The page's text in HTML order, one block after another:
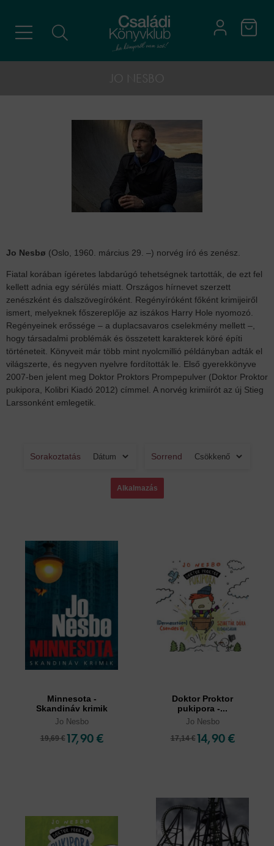
Jo Nesbø (Oslo, 1960. március 29. –) norvég író és zenész.
Fiatal korában ígéretes labdarúgó tehetségnek tartották, de ezt fel
kellett adnia egy sérülés miatt. Országos hírnevet szerzett
zenészként és dalszövegíróként. Regényíróként főként krimijeiről
ismert, melyeknek főszereplője az iszákos Harry Hole nyomozó.
Regényeinek erőssége – a duplacsavaros cselekmény mellett –,
hogy társadalmi problémák és összetett karakterek köré építi
történeteit. Könyveit már több mint nyolcmillió példányban adták el
világszerte, és negyven nyelvre fordították le. Első gyerekkönyve
2007-ben jelent meg Doktor Proktors Prompepulver (Doktor Proktor
pukipora, Kolibri Kiadó 2012) címmel. A norvég krimiírót az új Stieg
Larssonként emlegetik.
Sorakoztatás Sorrend
Minnesota -
Skandináv krimik
Jo Nesbo
19,69 € 17,90 €
Doktor Proktor
pukipora -...
Jo Nesbo
17,14 € 14,90 €